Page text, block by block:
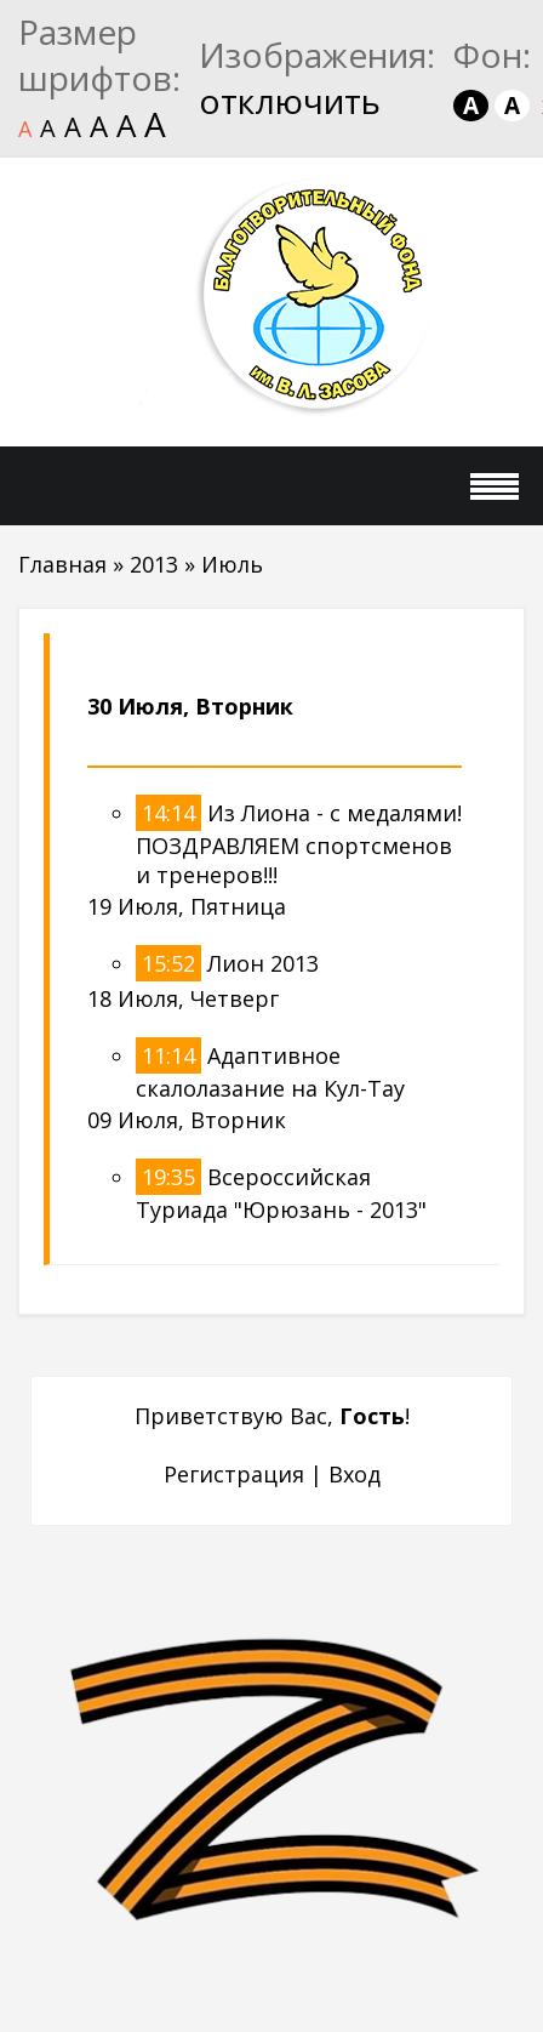
Размер
шрифтов:
A A A A AA
Изображения:
отключить
Фон:
A A
Главная » 2013 » Июль
30 Июля, Вторник
14:14 Из Лиона - с медалями!
ПОЗДРАВЛЯЕМ спортсменов
и тренеров!!!
19 Июля, Пятница
15:52 Лион 2013
18 Июля, Четверг
11:14 Адаптивное
скалолазание на Кул-Тау
09 Июля, Вторник
19:35 Всероссийская
Туриада "Юрюзань - 2013"
Приветствую Вас, Гость!
Регистрация | Вход